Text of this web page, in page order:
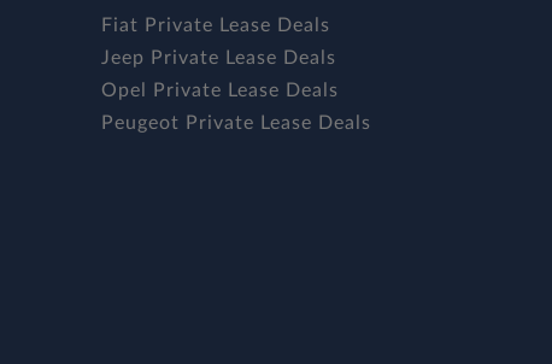
Fiat Private Lease Deals
Jeep Private Lease Deals
Opel Private Lease Deals
Peugeot Private Lease Deals